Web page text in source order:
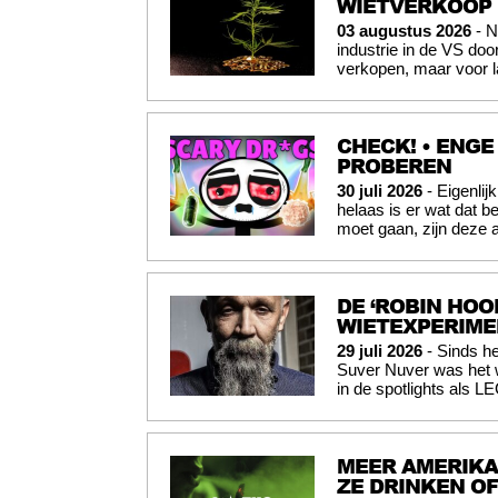
03 augustus 2026 -
industrie in de VS
verkopen, maar voor
CHECK! •
PROBEREN
30 juli 2026 -
helaas is er wat dat
moet gaan, zijn deze
DE ‘ROBIN
29 juli 2026 - Sinds
Suver Nuver was het
in de spotlights als
MEER
ZE DRINKEN